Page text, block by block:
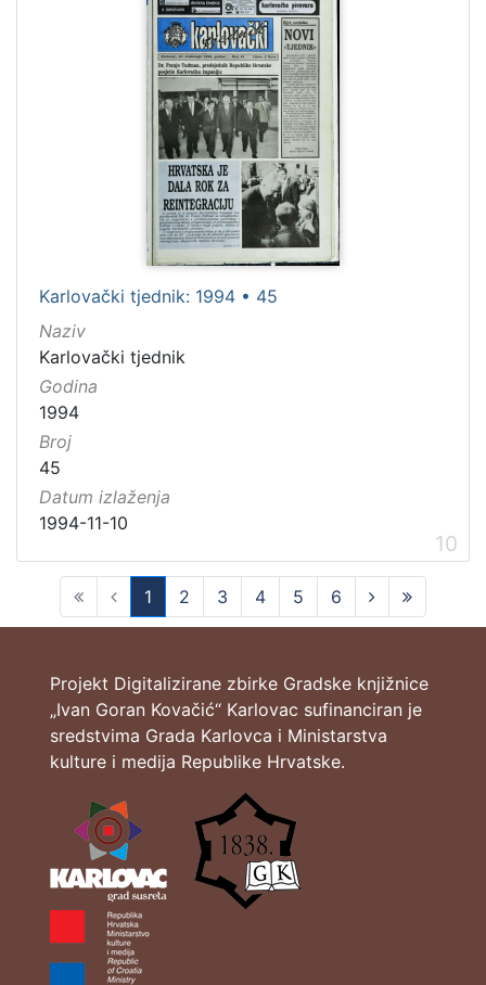
Karlovački tjednik: 1994 • 45
Naziv
Karlovački tjednik
Godina
1994
Broj
45
Datum izlaženja
1994-11-10
10
1
(current)
2 3 4 5 6
Projekt Digitalizirane zbirke Gradske knjižnice
„Ivan Goran Kovačić“ Karlovac sufinanciran je
sredstvima Grada Karlovca i Ministarstva
kulture i medija Republike Hrvatske.